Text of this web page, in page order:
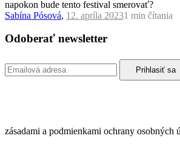
napokon bude tento festival smerovať?
Sabína Pósová, 12. apríla 20231 min čítania
Odoberať newsletter
zásadami a podmienkami ochrany osobných